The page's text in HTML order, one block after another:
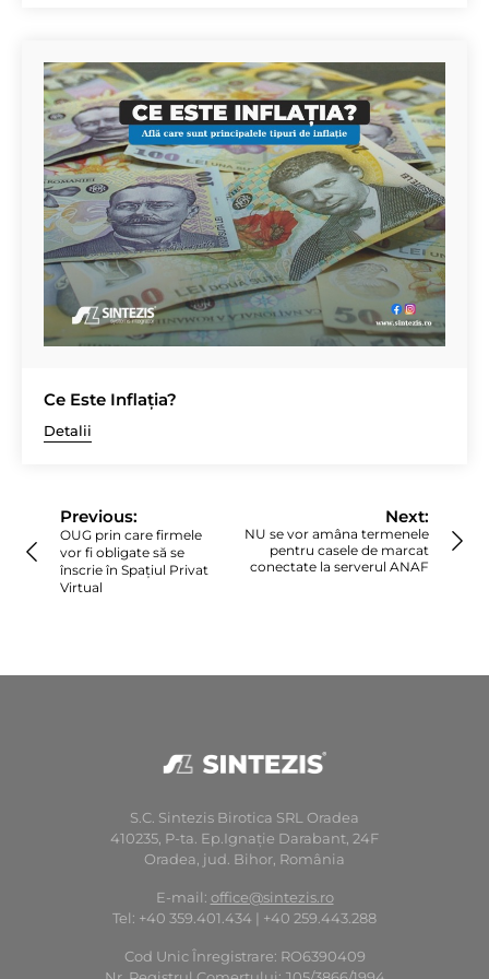
Ce Este Inflația?
Detalii
articole
Previous:
OUG prin care firmele
vor fi obligate să se
înscrie în Spațiul Privat
Virtual
Next:
NU se vor amâna termenele
pentru casele de marcat
conectate la serverul ANAF
S.C. Sintezis Birotica SRL Oradea
410235, P-ta. Ep.Ignaţie Darabant, 24F
Oradea, jud. Bihor, România
E-mail: office@sintezis.ro
Tel: +40 359.401.434 | +40 259.443.288
Cod Unic Înregistrare: RO6390409